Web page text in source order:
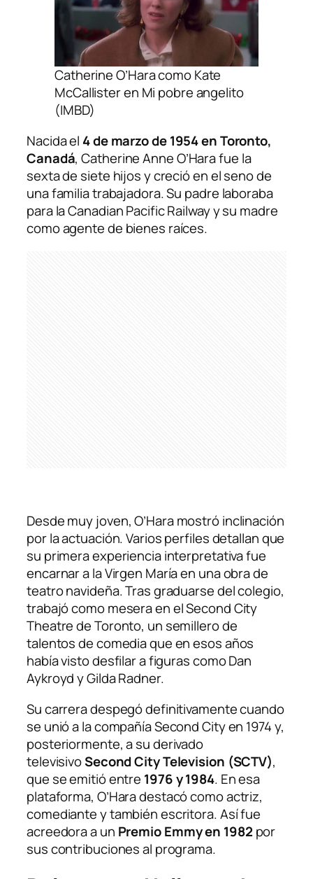
Catherine O’Hara como Kate
McCallister en Mi pobre angelito
(IMBD)
Nacida el 4 de marzo de 1954 en Toronto,
Canadá, Catherine Anne O’Hara fue la
sexta de siete hijos y creció en el seno de
una familia trabajadora. Su padre laboraba
para la Canadian Pacific Railway y su madre
como agente de bienes raíces.
Desde muy joven, O’Hara mostró inclinación
por la actuación. Varios perfiles detallan que
su primera experiencia interpretativa fue
encarnar a la Virgen María en una obra de
teatro navideña. Tras graduarse del colegio,
trabajó como mesera en el Second City
Theatre de Toronto, un semillero de
talentos de comedia que en esos años
había visto desfilar a figuras como Dan
Aykroyd y Gilda Radner.
Su carrera despegó definitivamente cuando
se unió a la compañía Second City en 1974 y,
posteriormente, a su derivado
televisivoSecond City Television (SCTV),
que se emitió entre 1976 y 1984. En esa
plataforma, O’Hara destacó como actriz,
comediante y también escritora. Así fue
acreedora a un Premio Emmy en 1982 por
sus contribuciones al programa.